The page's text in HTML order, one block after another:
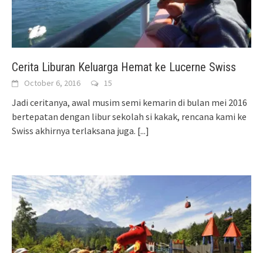
Cerita Liburan Keluarga Hemat ke Lucerne Swiss
October 6, 2016 15
Jadi ceritanya, awal musim semi kemarin di bulan mei 2016
bertepatan dengan libur sekolah si kakak, rencana kami ke
Swiss akhirnya terlaksana juga. [...]